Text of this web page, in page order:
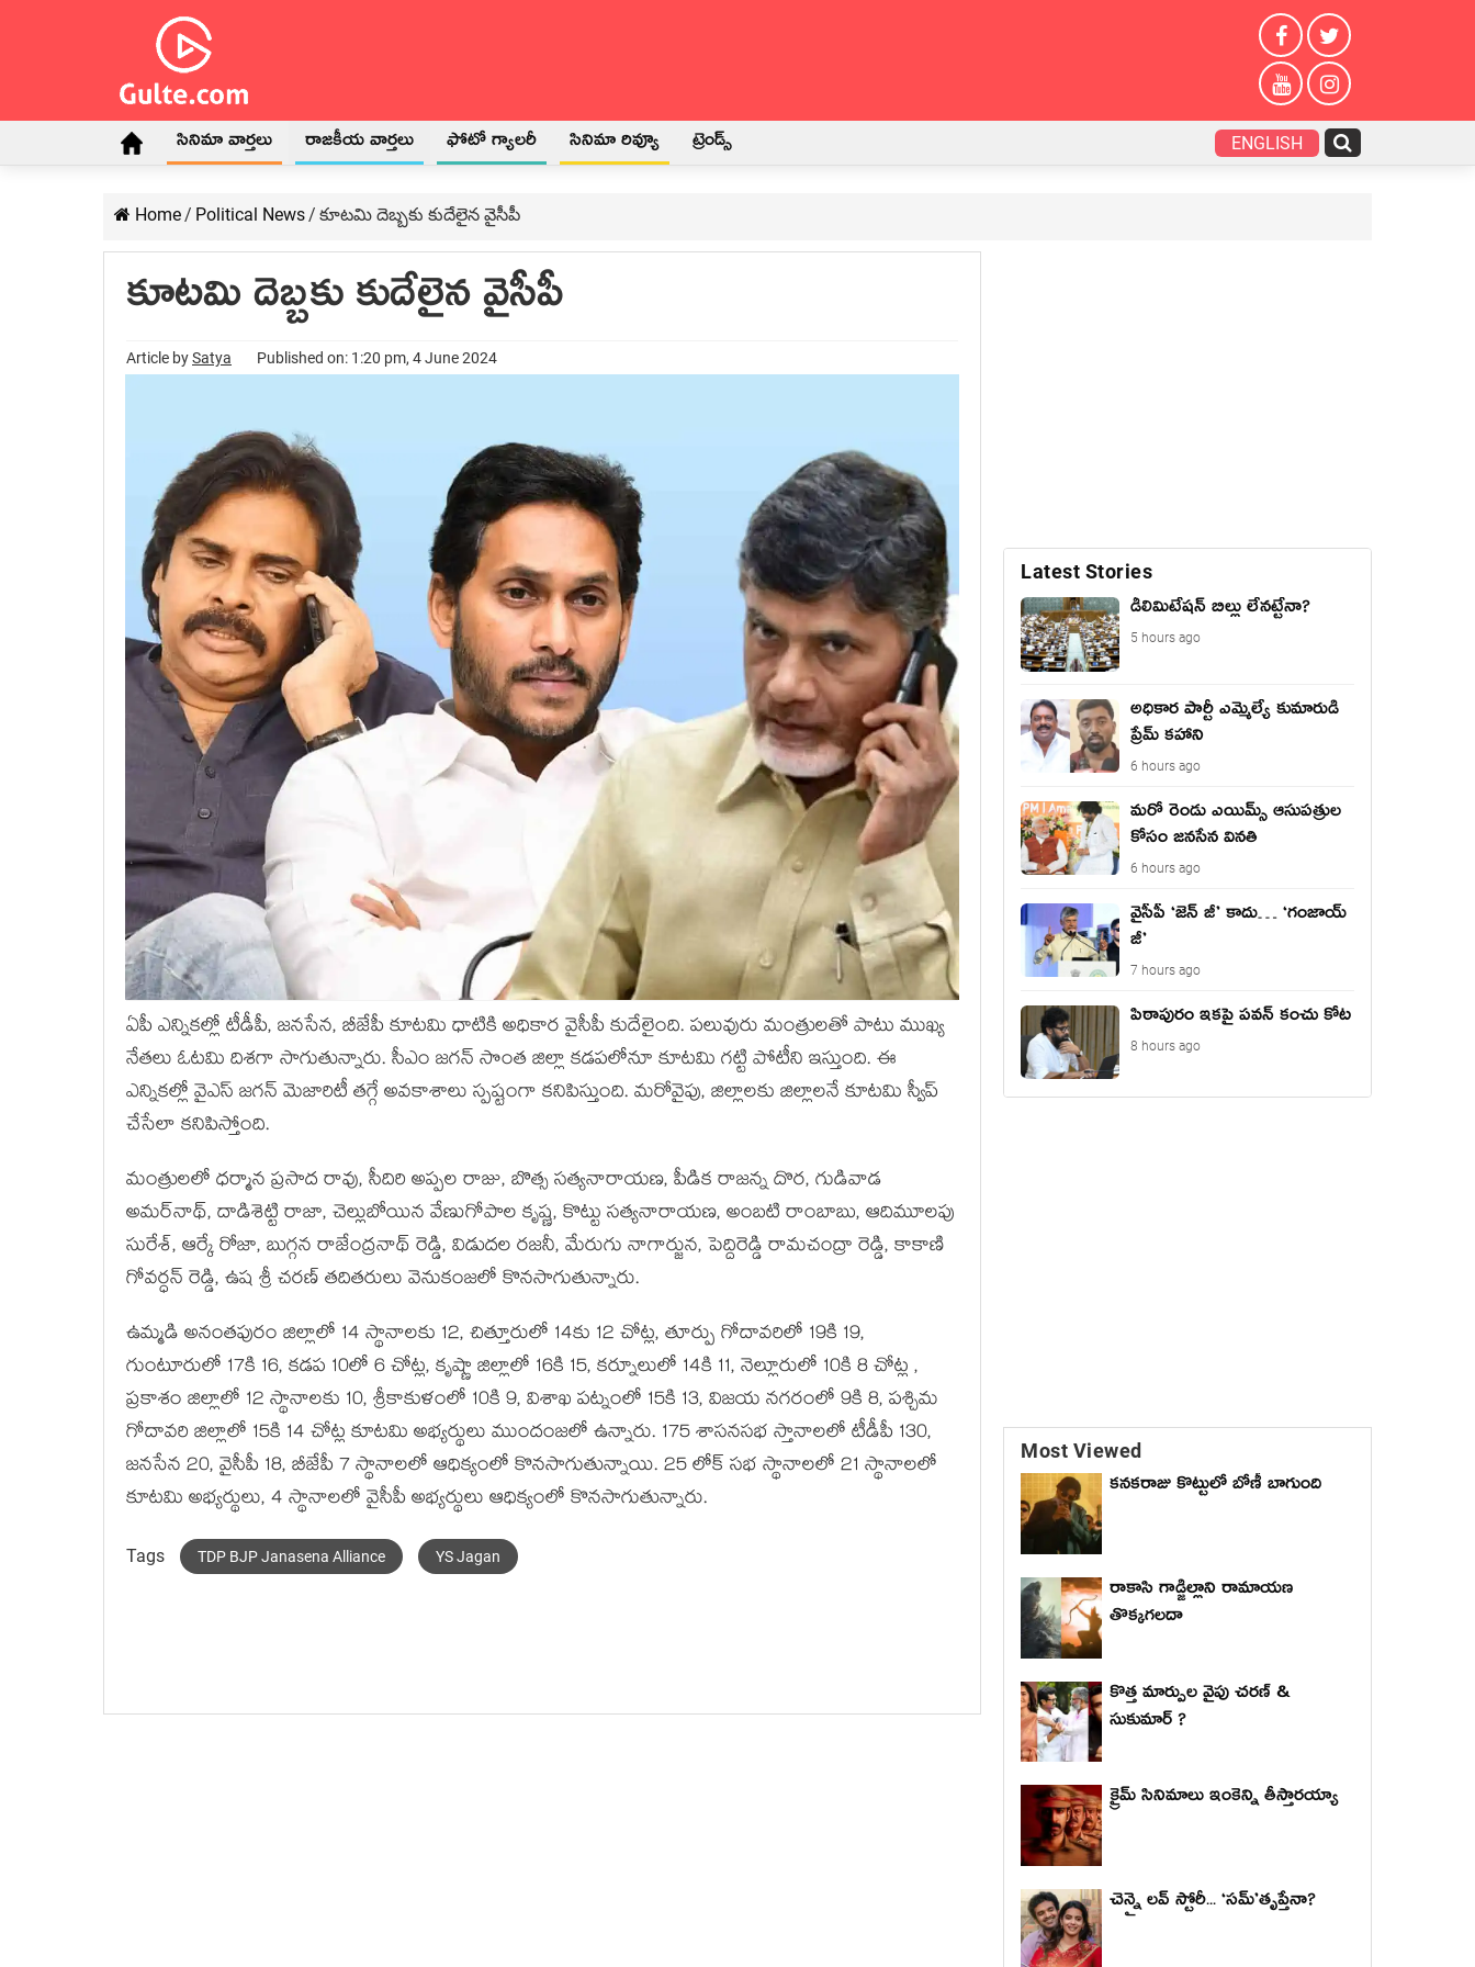
సినిమా వార్తలు రాజకీయ వార్తలు ఫోటో గ్యాలరీ సినిమా రివ్యూ ట్రెండ్స్ ENGLISH
Home/ Political News/ కూటమి దెబ్బకు కుదేలైన వైసీపీ
కూటమి దెబ్బకు కుదేలైన వైసీపీ
Article bySatya Published on: 1:20 pm, 4 June 2024
ఏపీ ఎన్నికల్లో టీడీపీ, జనసేన, బీజేపీ కూటమి ధాటికి అధికార వైసీపీ కుదేలైంది. పలువురు మంత్రులతో పాటు ముఖ్య
నేతలు ఓటమి దిశగా సాగుతున్నారు. సీఎం జగన్ సొంత జిల్లా కడపలోనూ కూటమి గట్టి పోటీని ఇస్తుంది. ఈ
ఎన్నికల్లో వైఎస్ జగన్ మెజారిటీ తగ్గే అవకాశాలు స్పష్టంగా కనిపిస్తుంది. మరోవైపు, జిల్లాలకు జిల్లాలనే కూటమి స్వీప్‌
చేసేలా కనిపిస్తోంది.
మంత్రులలో ధర్మాన ప్రసాద రావు, సీదిరి అప్పల రాజు, బొత్స సత్యనారాయణ, పీడిక రాజన్న దొర, గుడివాడ
అమర్‌నాథ్‌, దాడిశెట్టి రాజా, చెల్లుబోయిన వేణుగోపాల కృష్ణ, కొట్టు సత్యనారాయణ, అంబటి రాంబాబు, ఆదిమూలపు
సురేశ్‌, ఆర్కే రోజా, బుగ్గన రాజేంద్రనాథ్‌ రెడ్డి, విడుదల రజనీ, మేరుగు నాగార్జున, పెద్దిరెడ్డి రామచంద్రా రెడ్డి, కాకాణి
గోవర్ధన్‌ రెడ్డి, ఉష శ్రీ చరణ్‌ తదితరులు వెనుకంజలో కొనసాగుతున్నారు.
ఉమ్మడి అనంతపురం జిల్లాలో 14 స్థానాలకు 12, చిత్తూరులో 14కు 12 చోట్ల, తూర్పు గోదావరిలో 19కి 19,
గుంటూరులో 17కి 16, కడప 10లో 6 చోట్ల, కృష్ణా జిల్లాలో 16కి 15, కర్నూలులో 14కి 11, నెల్లూరులో 10కి 8 చోట్ల ,
ప్రకాశం జిల్లాలో 12 స్థానాలకు 10, శ్రీకాకుళంలో 10కి 9, విశాఖ పట్నంలో 15కి 13, విజయ నగరంలో 9కి 8, పశ్చిమ
గోదావరి జిల్లాలో 15కి 14 చోట్ల కూటమి అభ్యర్థులు ముందంజలో ఉన్నారు. 175 శాసనసభ స్తానాలలో టీడీపీ 130,
జనసేన 20, వైసీపీ 18, బీజేపీ 7 స్థానాలలో ఆధిక్యంలో కొనసాగుతున్నాయి. 25 లోక్ సభ స్థానాలలో 21 స్థానాలలో
కూటమి అభ్యర్థులు, 4 స్థానాలలో వైసీపీ అభ్యర్థులు ఆధిక్యంలో కొనసాగుతున్నారు.
Tags TDP BJP Janasena Alliance YS Jagan
Latest Stories
డీలిమిటేషన్ బిల్లు లేన‌ట్టేనా?
5 hours ago
అధికార పార్టీ ఎమ్మెల్యే కుమారుడి
ప్రేమ్ కహాని
6 hours ago
మరో రెండు ఎయిమ్స్ ఆసుపత్రుల
కోసం జనసేన వినతి
6 hours ago
వైసీపీ ‘జెన్ జీ’ కాదు… ‘గంజాయ్
జీ’
7 hours ago
పిఠాపురం ఇకపై పవన్ కంచు కోట
8 hours ago
Most Viewed
కనకరాజు కొట్టులో బోణీ బాగుంది
రాకాసి గాడ్జిల్లాని రామాయణ
తొక్కగలదా
కొత్త మార్పుల వైపు చరణ్ &
సుకుమార్ ?
క్రైమ్ సినిమాలు ఇంకెన్ని తీస్తారయ్యా
చెన్నై లవ్ స్టోరీ... ‘సమ్’తృప్తేనా?